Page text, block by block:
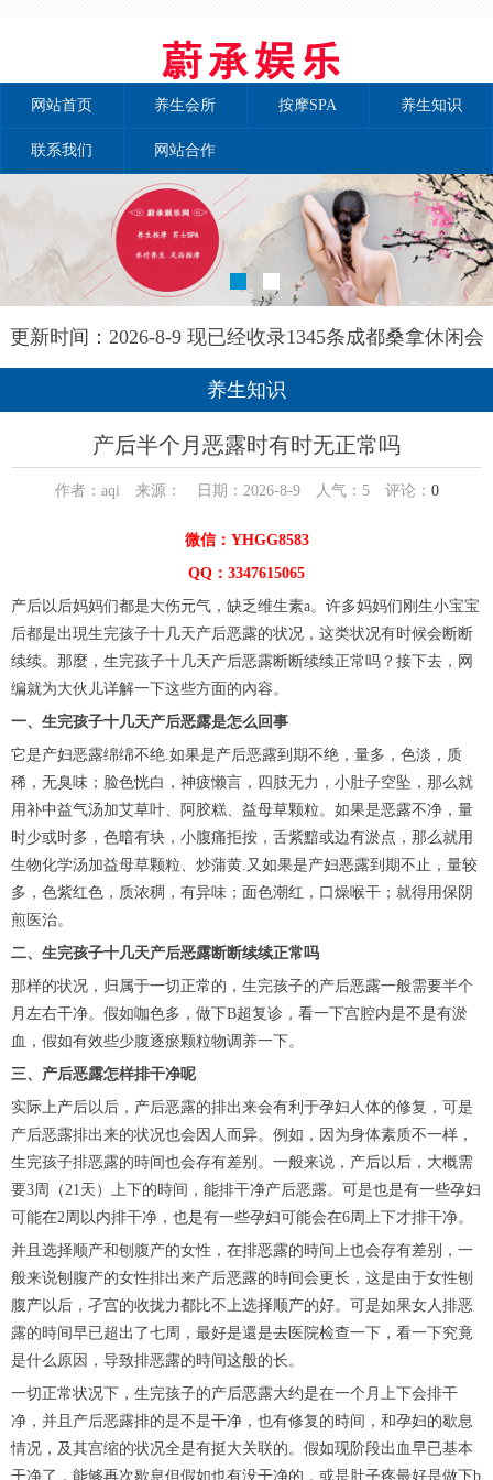
网站首页 养生会所 按摩SPA 养生知识
联系我们 网站合作
更新时间：2026-8-9 现已经收录1345条成都桑拿休闲会
所-成都和兰养生网信息
养生知识
产后半个月恶露时有时无正常吗
作者：aqi 来源： 日期：2026-8-9 人气： 5评论： 0
微信：YHGG8583
QQ：3347615065
产后以后妈妈们都是大伤元气，缺乏维生素a。许多妈妈们刚生小宝宝
后都是出現生完孩子十几天产后恶露的状况，这类状况有时候会断断
续续。那麼，生完孩子十几天产后恶露断断续续正常吗？接下去，网
编就为大伙儿详解一下这些方面的內容。
一、生完孩子十几天产后恶露是怎么回事
它是产妇恶露绵绵不绝.如果是产后恶露到期不绝，量多，色淡，质
稀，无臭味；脸色恍白，神疲懒言，四肢无力，小肚子空坠，那么就
用补中益气汤加艾草叶、阿胶糕、益母草颗粒。如果是恶露不净，量
时少或时多，色暗有块，小腹痛拒按，舌紫黯或边有淤点，那么就用
生物化学汤加益母草颗粒、炒蒲黄.又如果是产妇恶露到期不止，量较
多，色紫红色，质浓稠，有异味；面色潮红，口燥喉干；就得用保阴
煎医治。
二、生完孩子十几天产后恶露断断续续正常吗
那样的状况，归属于一切正常的，生完孩子的产后恶露一般需要半个
月左右干净。假如咖色多，做下B超复诊，看一下宫腔内是不是有淤
血，假如有效些少腹逐瘀颗粒物调养一下。
三、产后恶露怎样排干净呢
实际上产后以后，产后恶露的排出来会有利于孕妇人体的修复，可是
产后恶露排出来的状况也会因人而异。例如，因为身体素质不一样，
生完孩子排恶露的時间也会存有差别。一般来说，产后以后，大概需
要3周（21天）上下的時间，能排干净产后恶露。可是也是有一些孕妇
可能在2周以内排干净，也是有一些孕妇可能会在6周上下才排干净。
并且选择顺产和刨腹产的女性，在排恶露的時间上也会存有差别，一
般来说刨腹产的女性排出来产后恶露的時间会更长，这是由于女性刨
腹产以后，孑宫的收拢力都比不上选择顺产的好。可是如果女人排恶
露的時间早已超出了七周，最好是還是去医院检查一下，看一下究竟
是什么原因，导致排恶露的時间这般的长。
一切正常状况下，生完孩子的产后恶露大约是在一个月上下会排干
净，并且产后恶露排的是不是干净，也有修复的時间，和孕妇的歇息
情况，及其宫缩的状况全是有挺大关联的。假如现阶段出血早已基本
干净了，能够再次歇息但假如也有没干净的，或是肚子疼最好是做下b